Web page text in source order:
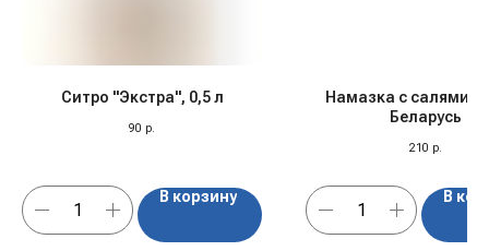
Ситро "Экстра", 0,5 л
90 р.
В корзину
Намазка с салями,
Беларусь
210 р.
В